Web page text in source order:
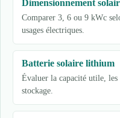
Dimensionnement
Comparer 3, 6 ou 9 kWc
usages électriques.
Batterie solaire lithium
Évaluer la capacité utile,
stockage.